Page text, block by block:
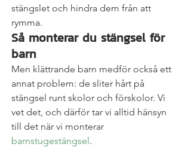
stängslet och hindra dem från att
rymma.
Så monterar du stängsel för
barn
Men klättrande barn medför också ett
annat problem: de sliter hårt på
stängsel runt skolor och förskolor. Vi
vet det, och därför tar vi alltid hänsyn
till det när vi monterar
barnstugestängsel.